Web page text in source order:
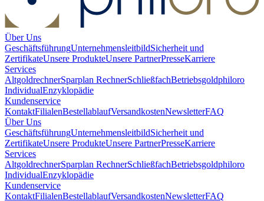
Über Uns
GeschäftsführungUnternehmensleitbildSicherheit und
ZertifikateUnsere ProdukteUnsere PartnerPresseKarriere
Services
AltgoldrechnerSparplan RechnerSchließfachBetriebsgoldphiloro
IndividualEnzyklopädie
Kundenservice
KontaktFilialenBestellablaufVersandkostenNewsletterFAQ
Über Uns
GeschäftsführungUnternehmensleitbildSicherheit und
ZertifikateUnsere ProdukteUnsere PartnerPresseKarriere
Services
AltgoldrechnerSparplan RechnerSchließfachBetriebsgoldphiloro
IndividualEnzyklopädie
Kundenservice
KontaktFilialenBestellablaufVersandkostenNewsletterFAQ